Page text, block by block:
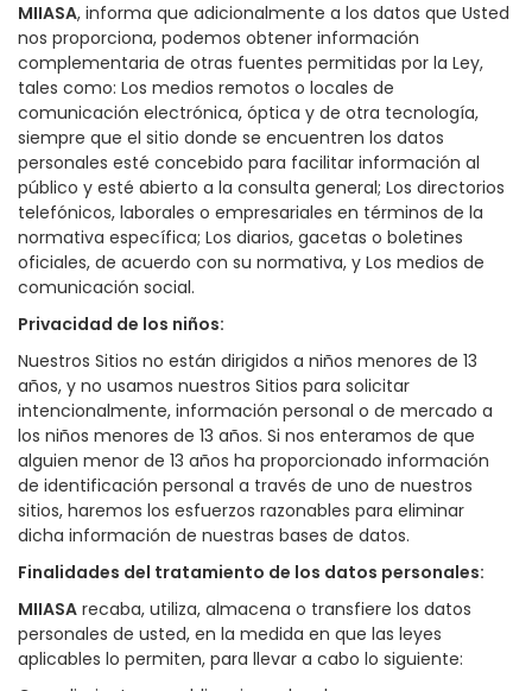
MIIASA, informa que adicionalmente a los datos que Usted
nos proporciona, podemos obtener información
complementaria de otras fuentes permitidas por la Ley,
tales como: Los medios remotos o locales de
comunicación electrónica, óptica y de otra tecnología,
siempre que el sitio donde se encuentren los datos
personales esté concebido para facilitar información al
público y esté abierto a la consulta general; Los directorios
telefónicos, laborales o empresariales en términos de la
normativa específica; Los diarios, gacetas o boletines
oficiales, de acuerdo con su normativa, y Los medios de
comunicación social.
Privacidad de los niños:
Nuestros Sitios no están dirigidos a niños menores de 13
años, y no usamos nuestros Sitios para solicitar
intencionalmente, información personal o de mercado a
los niños menores de 13 años. Si nos enteramos de que
alguien menor de 13 años ha proporcionado información
de identificación personal a través de uno de nuestros
sitios, haremos los esfuerzos razonables para eliminar
dicha información de nuestras bases de datos.
Finalidades del tratamiento de los datos personales:
MIIASA recaba, utiliza, almacena o transfiere los datos
personales de usted, en la medida en que las leyes
aplicables lo permiten, para llevar a cabo lo siguiente: